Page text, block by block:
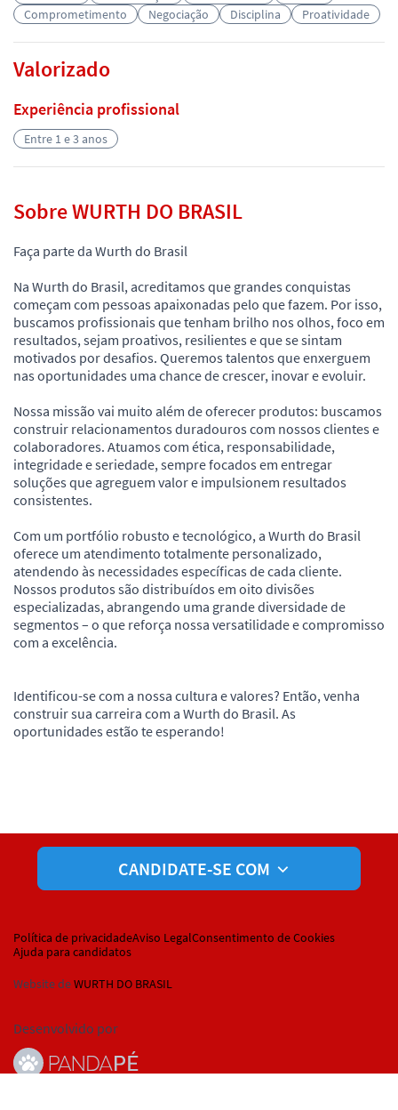
Comprometimento
Negociação Disciplina Proatividade
Valorizado
Experiência profissional
Entre 1 e 3 anos
Sobre WURTH DO BRASIL
Faça parte da Wurth do Brasil
Na Wurth do Brasil, acreditamos que grandes conquistas
começam com pessoas apaixonadas pelo que fazem. Por isso,
buscamos profissionais que tenham brilho nos olhos, foco em
resultados, sejam proativos, resilientes e que se sintam
motivados por desafios. Queremos talentos que enxerguem
nas oportunidades uma chance de crescer, inovar e evoluir.
Nossa missão vai muito além de oferecer produtos: buscamos
construir relacionamentos duradouros com nossos clientes e
colaboradores. Atuamos com ética, responsabilidade,
integridade e seriedade, sempre focados em entregar
soluções que agreguem valor e impulsionem resultados
consistentes.
Com um portfólio robusto e tecnológico, a Wurth do Brasil
oferece um atendimento totalmente personalizado,
atendendo às necessidades específicas de cada cliente.
Nossos produtos são distribuídos em oito divisões
especializadas, abrangendo uma grande diversidade de
segmentos – o que reforça nossa versatilidade e compromisso
com a excelência.
Identificou-se com a nossa cultura e valores? Então, venha
construir sua carreira com a Wurth do Brasil. As
oportunidades estão te esperando!
CANDIDATE-SE COM
Política de privacidadeAviso LegalConsentimento de Cookies
Ajuda para candidatos
Website deWURTH DO BRASIL
Desenvolvido por